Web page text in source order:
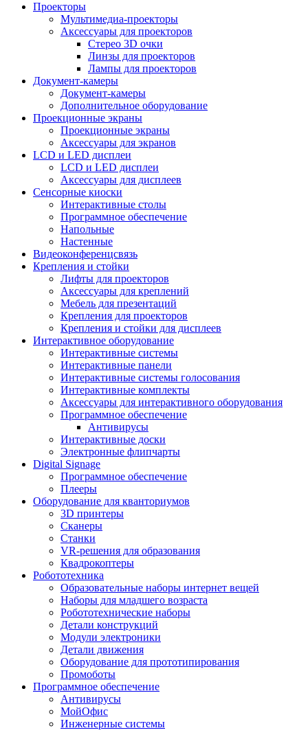
Проекторы
Мультимедиа-проекторы
Аксессуары для проекторов
Стерео 3D очки
Линзы для проекторов
Лампы для проекторов
Документ-камеры
Документ-камеры
Дополнительное оборудование
Проекционные экраны
Проекционные экраны
Аксессуары для экранов
LCD и LED дисплеи
LCD и LED дисплеи
Аксессуары для дисплеев
Сенсорные киоски
Интерактивные столы
Программное обеспечение
Напольные
Настенные
Видеоконференцсвязь
Крепления и стойки
Лифты для проекторов
Аксессуары для креплений
Мебель для презентаций
Крепления для проекторов
Крепления и стойки для дисплеев
Интерактивное оборудование
Интерактивные системы
Интерактивные панели
Интерактивные системы голосования
Интерактивные комплекты
Аксессуары для интерактивного оборудования
Программное обеспечение
Антивирусы
Интерактивные доски
Электронные флипчарты
Digital Signage
Программное обеспечение
Плееры
Оборудование для кванториумов
3D принтеры
Сканеры
Станки
VR-решения для образования
Квадрокоптеры
Робототехника
Образовательные наборы интернет вещей
Наборы для младшего возраста
Робототехнические наборы
Детали конструкций
Модули электроники
Детали движения
Оборудование для прототипирования
Промоботы
Программное обеспечение
Антивирусы
МойОфис
Инженерные системы